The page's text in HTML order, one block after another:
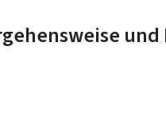
und